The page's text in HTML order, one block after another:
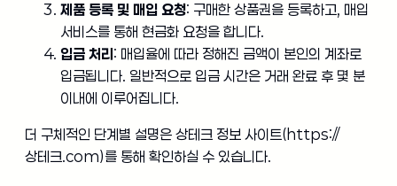
제품 등록 및 매입 요청: 구매한 상품권을 등록하고, 매입
서비스를 통해 현금화 요청을 합니다.
입금 처리: 매입율에 따라 정해진 금액이 본인의 계좌로
입금됩니다. 일반적으로 입금 시간은 거래 완료 후 몇 분
이내에 이루어집니다.
더 구체적인 단계별 설명은 상테크 정보 사이트(https://
상테크.com)를 통해 확인하실 수 있습니다.